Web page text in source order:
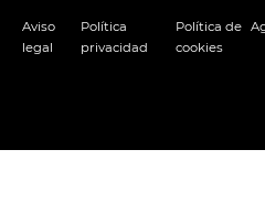
Aviso
legal
Política
privacidad
Política de
cookies